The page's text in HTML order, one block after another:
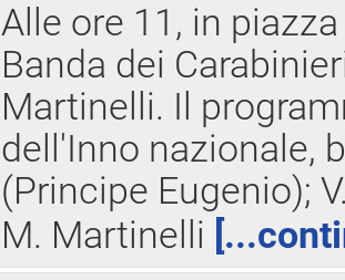
Alle ore 11, in
Banda dei
Martinelli. Il
dell'Inno nazionale,
(Principe Eugenio);
M. Martinelli